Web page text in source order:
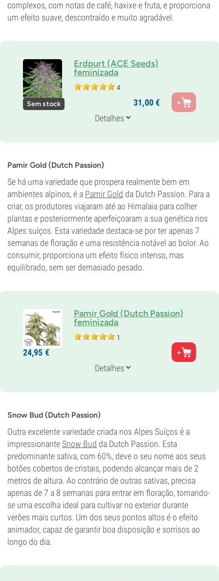
complexos, com notas de café, haxixe e fruta, e proporciona
um efeito suave, descontraído e muito agradável.
Erdpurt (ACE Seeds)
feminizada
4
Pais
Erdbeer x Purpuera Ticinensis
7-8 semanas
8%
12%
Tipo de floração
Período de luz
Sem stock 31,00€
Detalhes
Pamir Gold (Dutch Passion)
Se há uma variedade que prospera realmente bem em
ambientes alpinos, é a Pamir Gold da Dutch Passion. Para a
criar, os produtores viajaram até ao Himalaia para colher
plantas e posteriormente aperfeiçoaram a sua genética nos
Alpes suíços. Esta variedade destaca-se por ter apenas 7
semanas de floração e uma resistência notável ao bolor. Ao
consumir, proporciona um efeito físico intenso, mas
equilibrado, sem ser demasiado pesado.
Pamir Gold (Dutch Passion)
feminizada
1
Genética
40% Índica /
13%
Desconhecido
Período de luz
24,95 €
Detalhes
Snow Bud (Dutch Passion)
Outra excelente variedade criada nos Alpes Suíços é a
impressionante Snow Bud da Dutch Passion. Esta
predominante sativa, com 60%, deve o seu nome aos seus
botões cobertos de cristais, podendo alcançar mais de 2
metros de altura. Ao contrário de outras sativas, precisa
apenas de 7 a 8 semanas para entrar em floração, tornando-
se uma escolha ideal para cultivar no exterior durante
verões mais curtos. Um dos seus pontos altos é o efeito
animador, capaz de garantir boa disposição e sorrisos ao
longo do dia.